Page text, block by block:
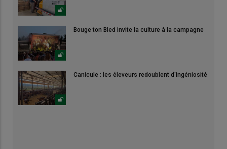
Bouge ton Bled invite la culture à la campagne
Canicule : les éleveurs redoublent d'ingéniosité